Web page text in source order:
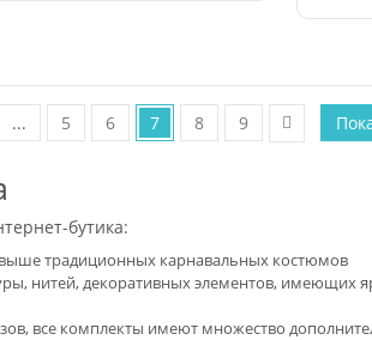
... 5 6 7 8 9
бутика:
традиционных карнавальных костюмов
нитей, декоративных элементов, имеющих
все комплекты имеют множество